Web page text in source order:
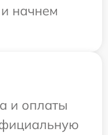
начнем
и оплаты